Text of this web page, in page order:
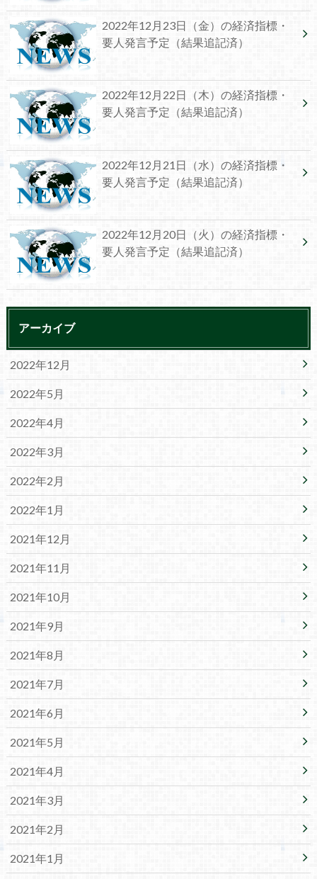
2022年12月23日（金）の経済指標・
要人発言予定（結果追記済）
2022年12月22日（木）の経済指標・
要人発言予定（結果追記済）
2022年12月21日（水）の経済指標・
要人発言予定（結果追記済）
2022年12月20日（火）の経済指標・
要人発言予定（結果追記済）
アーカイブ
2022年12月
2022年5月
2022年4月
2022年3月
2022年2月
2022年1月
2021年12月
2021年11月
2021年10月
2021年9月
2021年8月
2021年7月
2021年6月
2021年5月
2021年4月
2021年3月
2021年2月
2021年1月